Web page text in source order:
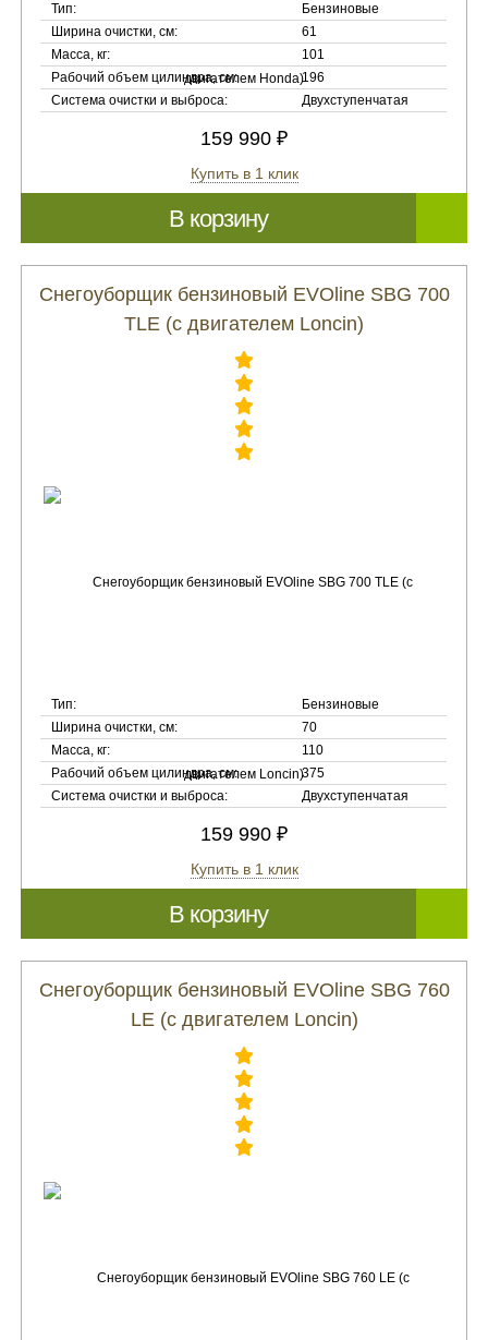
Тип:
Бензиновые
Ширина очистки, см:
61
Масса, кг:
101
Рабочий объем цилиндра, см:
196
Система очистки и выброса:
Двухступенчатая
159 990 ₽
Купить в 1 клик
В корзину
Снегоуборщик бензиновый EVOline SBG 700
TLE (с двигателем Loncin)
Тип:
Бензиновые
Ширина очистки, см:
70
Масса, кг:
110
Рабочий объем цилиндра, см:
375
Система очистки и выброса:
Двухступенчатая
159 990 ₽
Купить в 1 клик
В корзину
Снегоуборщик бензиновый EVOline SBG 760
LE (с двигателем Loncin)